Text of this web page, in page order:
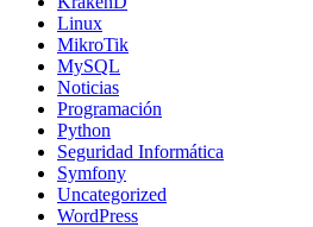
Linux
MikroTik
MySQL
Noticias
Programación
Python
Seguridad Informática
Symfony
Uncategorized
WordPress